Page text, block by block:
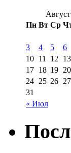
Пн Вт Ср
« Июл
3
4 5 6
10 11 12 13
17 18 19 20
24 25 26 27
31